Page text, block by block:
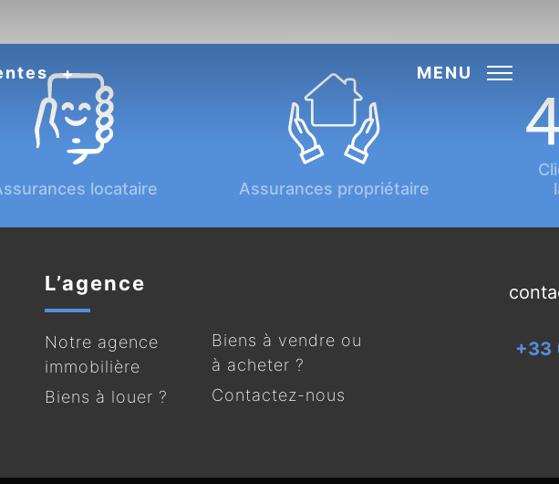
MENU
locataire Assurances propriétaire
L’agence
Notre agence
immobilière
Biens à louer ?
Biens à vendre ou
à acheter ?
Contactez-nous
+33